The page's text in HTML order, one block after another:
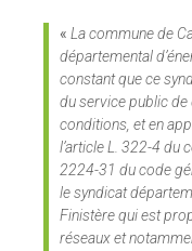
« La commune de
départemental
constant que ce
du service public de
conditions, et en
l’article L. 322-4 du
2224-31 du code
le syndicat
Finistère qui est
réseaux et